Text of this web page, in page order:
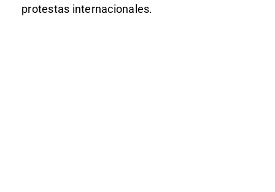
protestas internacionales.